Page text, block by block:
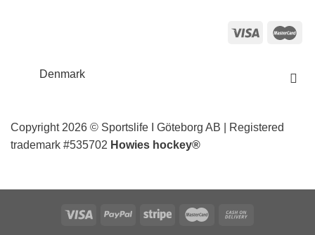
Denmark
Copyright 2026 © Sportslife I Göteborg AB | Registered
trademark #535702 Howies hockey®